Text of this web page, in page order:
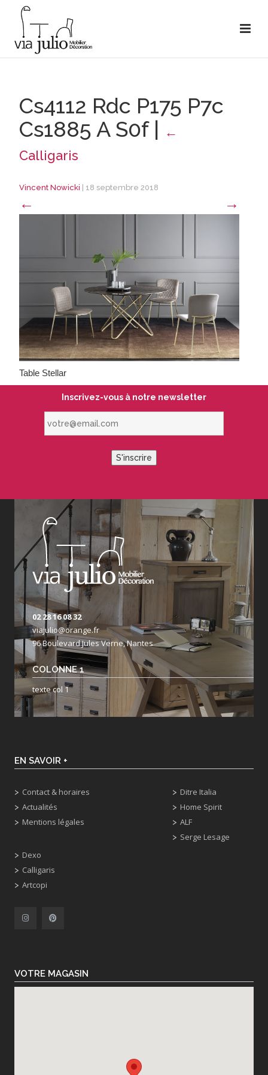
Cs4112 Rdc P175 P7c
Cs1885 A S0f | ←
Calligaris
Vincent Nowicki 18 septembre 2018
← →
Table Stellar
Inscrivez-vous à notre newsletter
S'inscrire
02 28 16 08 32
viajulio@orange.fr
96 Boulevard Jules Verne, Nantes
COLONNE 1
texte col 1
EN SAVOIR +
Contact & horaires
Actualités
Mentions légales
Dexo
Calligaris
Artcopi
Ditre Italia
Home Spirit
ALF
Serge Lesage
VOTRE MAGASIN